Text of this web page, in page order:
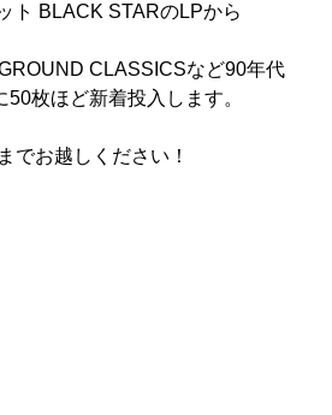
ト BLACK STARのLPから
CLASSICSなど90年代
枚ほど新着投入します。
でお越しください！